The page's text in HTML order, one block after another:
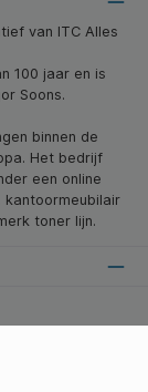
van ITC Alles
100 jaar en is
Soons.
binnen de
Het bedrijf
een online
toner lijn.